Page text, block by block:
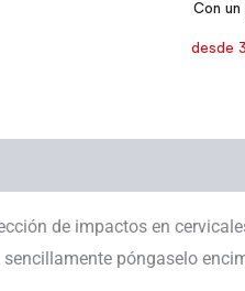
de impactos en
póngaselo